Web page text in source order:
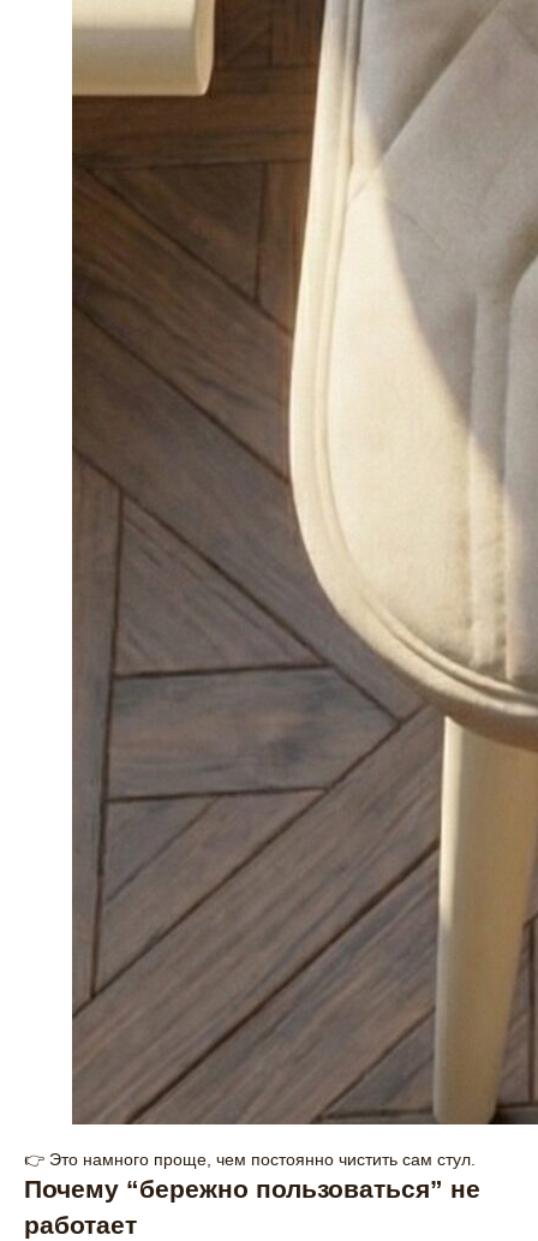
👉 Это намного проще, чем постоянно чистить сам стул.
Почему “бережно пользоваться” не
работает